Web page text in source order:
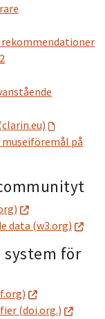
rekommendationer
museiföremål på
data (w3.org)
system för
(doi.org.)